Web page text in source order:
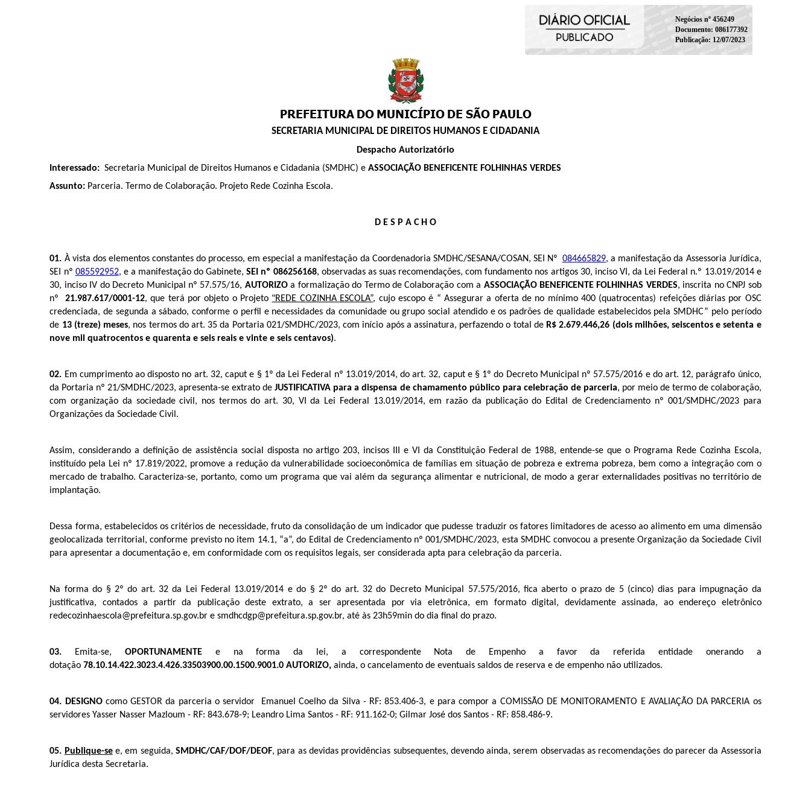
Negócios nº 456249
Documento: 086177392
Publicação: 12/07/2023
SECRETARIA MUNICIPAL DE DIREITOS HUMANOS E CIDADANIA
Despacho Autorizatório
Interessado: Secretaria Municipal de Direitos Humanos e Cidadania (SMDHC) eASSOCIAÇÃO BENEFICENTE FOLHINHAS VERDES
Assunto: Parceria. Termo de Colaboração. Projeto Rede Cozinha Escola.
D E S P A C H O
01. À vista dos elementos constantes do processo, em especial a manifestação da Coordenadoria SMDHC/SESANA/COSAN, SEI Nº084665829, a manifestação da Assessoria Jurídica,
SEI nº 085592952, e a manifestação do Gabinete,SEI nº 086256168, observadas as suas recomendações, com fundamento nos artigos 30, inciso VI, da Lei Federal n.º 13.019/2014 e
30, inciso IV do Decreto Municipal nº 57.575/16, AUTORIZOa formalização do Termo de Colaboração com a ASSOCIAÇÃO BENEFICENTE FOLHINHAS VERDES, inscrita noCNPJ sob
nº
21.987.617/0001-12, que terá por objeto o Projeto "REDE COZINHA ESCOLA”, cujo escopo é “ Assegurar a oferta de no mínimo 400 (quatrocentas) refeições diárias por OSC
credenciada, de segunda a sábado, conforme o perfil e necessidades da comunidade ou grupo social atendido e os padrões de qualidade estabelecidos pela SMDHC” pelo período
de 13 (treze) meses, nos termos do art. 35 da Portaria 021/SMDHC/2023, com início após a assinatura, perfazendo o total de R$ 2.679.446,26 (dois milhões, seiscentos e setenta e
nove mil quatrocentos e quarenta e seis reais e vinte e seis centavos).
02. Em cumprimento ao disposto no art. 32, caput e § 1º da Lei Federal nº 13.019/2014, do art. 32, caput e § 1º do Decreto Municipal nº 57.575/2016 e do art. 12, parágrafo único,
da Portaria nº 21/SMDHC/2023, apresenta-se extrato deJUSTIFICATIVA para a dispensa de chamamento público para celebração de parceria, por meio de termo de colaboração,
com organização da sociedade civil, nos termos do art. 30, VI da Lei Federal 13.019/2014, em razão da publicação do Edital de Credenciamento nº 001/SMDHC/2023 para
Organizações da Sociedade Civil.
Assim, considerando a definição de assistência social disposta no artigo 203, incisos III e VI da Constituição Federal de 1988, entende-se que o Programa Rede Cozinha Escola,
instituído pela Lei nº 17.819/2022, promove a redução da vulnerabilidade socioeconômica de famílias em situação de pobreza e extrema pobreza, bem como a integração com o
mercado de trabalho. Caracteriza-se, portanto, como um programa que vai além da segurança alimentar e nutricional, de modo a gerar externalidades positivas no território de
implantação.
Dessa forma, estabelecidos os critérios de necessidade, fruto da consolidação de um indicador que pudesse traduzir os fatores limitadores de acesso ao alimento em uma dimensão
geolocalizada territorial, conforme previsto no item 14.1, “a”, do Edital de Credenciamento nº 001/SMDHC/2023, esta SMDHC convocou a presente Organização da Sociedade Civil
para apresentar a documentação e, em conformidade com os requisitos legais, ser considerada apta para celebração da parceria.
Na forma do § 2º do art. 32 da Lei Federal 13.019/2014 e do § 2º do art. 32 do Decreto Municipal 57.575/2016, fica aberto o prazo de 5 (cinco) dias para impugnação da
justificativa, contados a partir da publicação deste extrato, a ser apresentada por via eletrônica, em formato digital, devidamente assinada, ao endereço eletrônico
redecozinhaescola@prefeitura.sp.gov.br e smdhcdgp@prefeitura.sp.gov.br, até às 23h59min do dia final do prazo.
03. Emita-se,OPORTUNAMENTE e na forma da lei, a correspondente Nota de Empenho a favor da referida entidade onerando a
dotação78.10.14.422.3023.4.426.33503900.00.1500.9001.0 AUTORIZO,ainda, o cancelamento de eventuais saldos de reserva e de empenho não utilizados.
04. DESIGNO como GESTOR da parceria o servidor Emanuel Coelho da Silva - RF: 853.406-3, e para compor a COMISSÃO DE MONITORAMENTO E AVALIAÇÃO DA PARCERIA os
servidores Yasser Nasser Mazloum - RF: 843.678-9; Leandro Lima Santos - RF: 911.162-0; Gilmar José dos Santos - RF: 858.486-9.
05. Publique-see, em seguida, SMDHC/CAF/DOF/DEOF, para as devidas providências subsequentes, devendo ainda, serem observadas as recomendações do parecer da Assessoria
Jurídica desta Secretaria.